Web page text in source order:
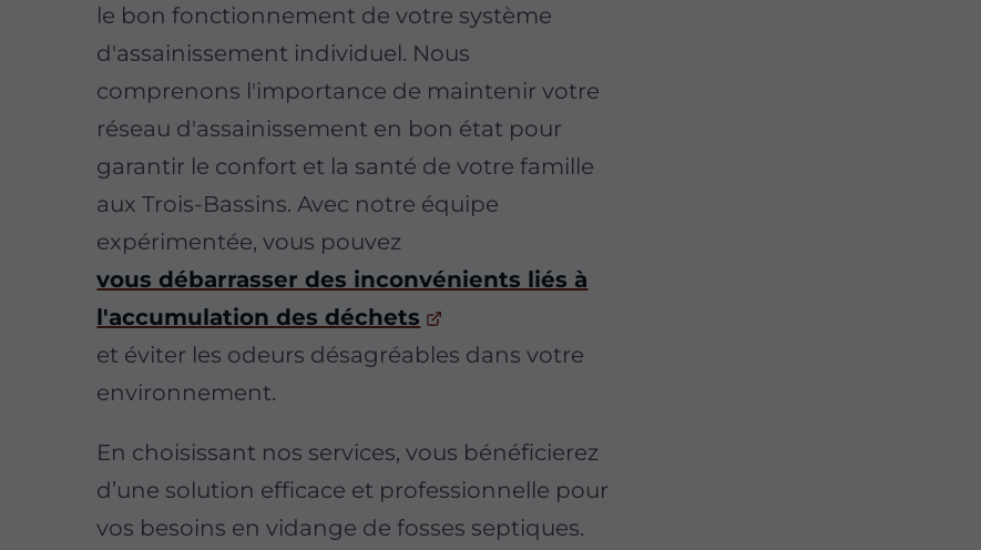
le bon fonctionnement de votre système
d'assainissement individuel. Nous
comprenons l'importance de maintenir votre
réseau d'assainissement en bon état pour
garantir le confort et la santé de votre famille
aux Trois-Bassins. Avec notre équipe
expérimentée, vous pouvez
vous débarrasser des inconvénients liés à
l'accumulation des déchets
et éviter les odeurs désagréables dans votre
environnement.
En choisissant nos services, vous bénéficierez
d’une solution efficace et professionnelle pour
vos besoins en vidange de fosses septiques.